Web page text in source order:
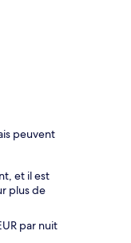
peuvent
et il est
plus de
par nuit